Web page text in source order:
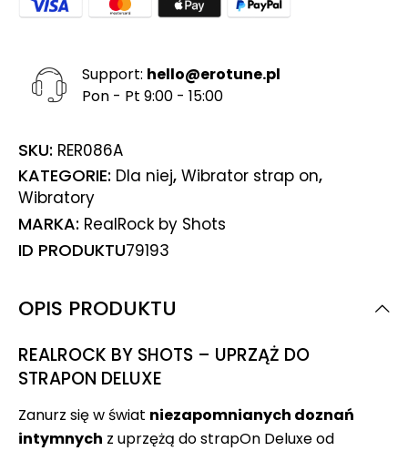
Support: hello@erotune.pl
Pon - Pt 9:00 - 15:00
SKU: RER086A
KATEGORIE: Dla niej, Wibrator strap on,
Wibratory
MARKA: RealRock by Shots
ID PRODUKTU79193
OPIS PRODUKTU
REALROCK BY SHOTS – UPRZĄŻ DO
STRAPON DELUXE
Zanurz się w świat niezapomnianych doznań
intymnych z uprzężą do strapOn Deluxe od